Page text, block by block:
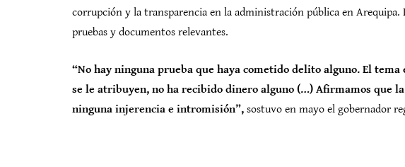
corrupción y la transparencia en la administración pública en
pruebas y documentos relevantes.
“No hay ninguna prueba que haya cometido delito alguno. El
se le atribuyen, no ha recibido dinero alguno (…) Afirmamos que
ninguna injerencia e intromisión”, sostuvo en mayo el gobernador